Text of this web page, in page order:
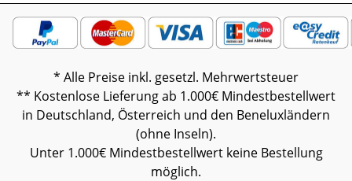
* Alle Preise inkl. gesetzl. Mehrwertsteuer
** Kostenlose Lieferung ab 1.000€ Mindestbestellwert
in Deutschland, Österreich und den Beneluxländern
(ohne Inseln).
Unter 1.000€ Mindestbestellwert keine Bestellung
möglich.